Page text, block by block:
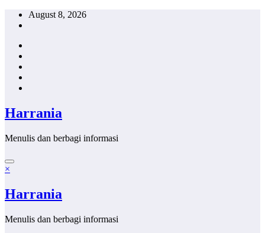
Skip
August 8, 2026
Harrania
Menulis dan berbagi informasi
×
Harrania
Menulis dan berbagi informasi